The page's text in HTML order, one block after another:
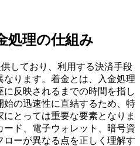
処理の仕組み
しており、利用する決済手段
ります。着金とは、入金処理
反映されるまでの時間を指し
始の迅速性に直結するため、特
とっては重要な要素となりま
ド、電子ウォレット、暗号資
ーが異なる点を正しく理解す